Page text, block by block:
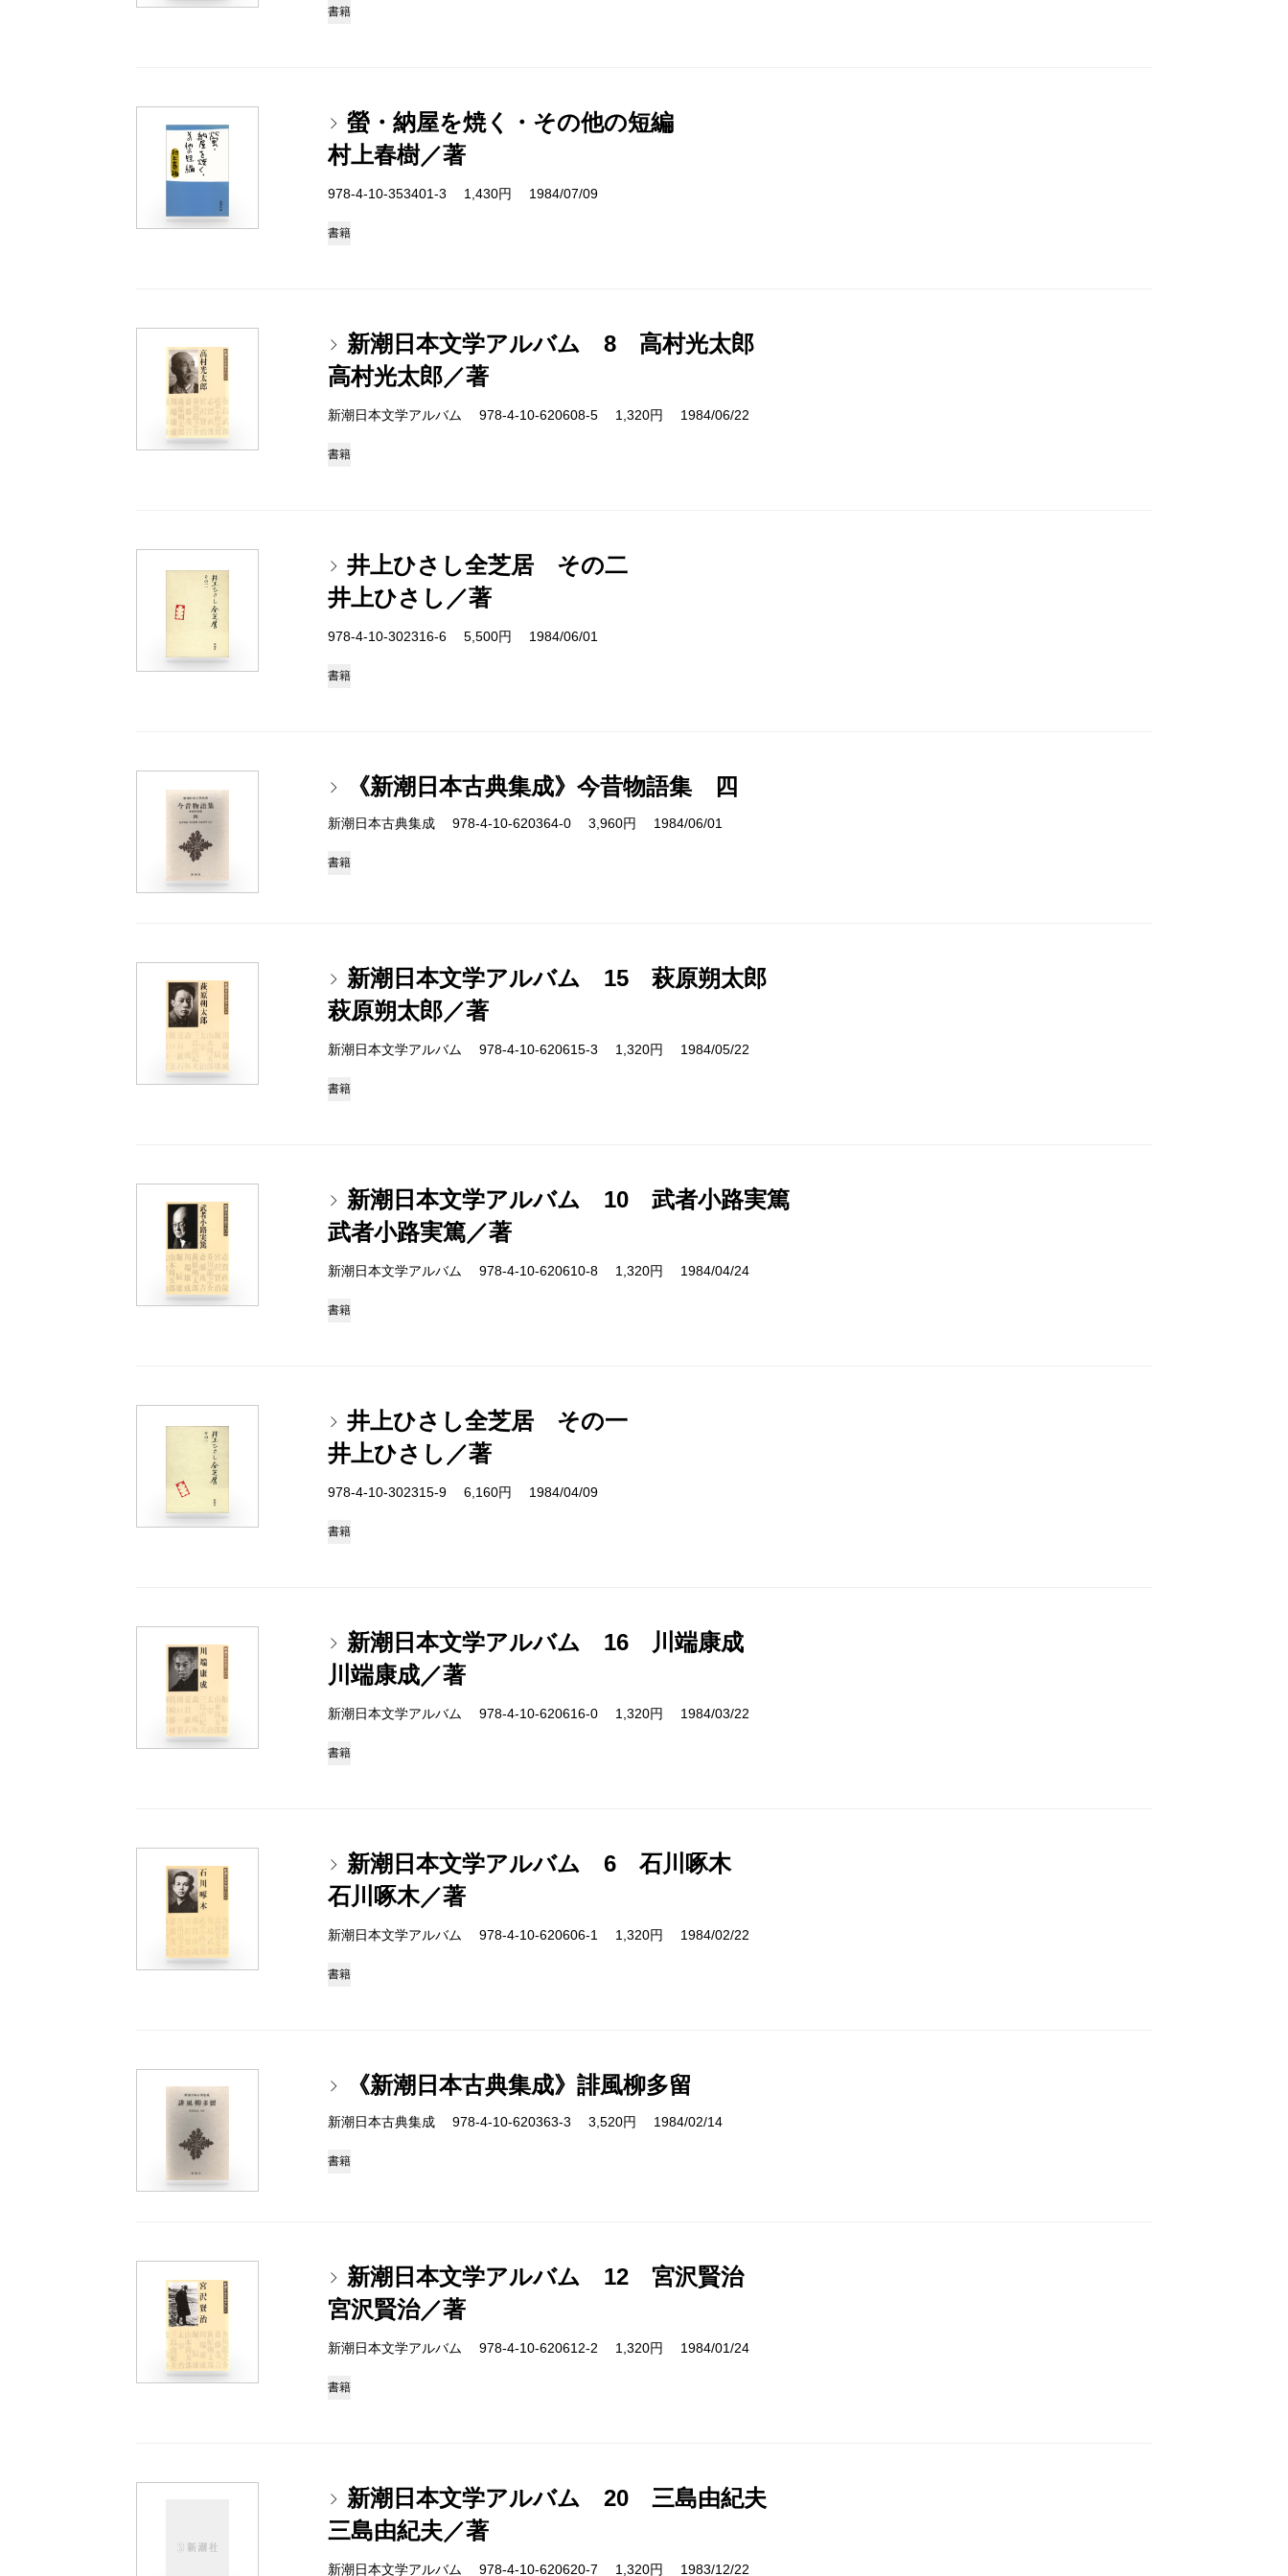
書籍
螢・納屋を焼く・その他の短編
村上春樹／著
978-4-10-353401-3 1,430円 1984/07/09
書籍
新潮日本文学アルバム 8 高村光太郎
高村光太郎／著
新潮日本文学アルバム 978-4-10-620608-5 1,320円 1984/06/22
書籍
井上ひさし全芝居 その二
井上ひさし／著
978-4-10-302316-6 5,500円 1984/06/01
書籍
《新潮日本古典集成》今昔物語集 四
新潮日本古典集成 978-4-10-620364-0 3,960円 1984/06/01
書籍
新潮日本文学アルバム 15 萩原朔太郎
萩原朔太郎／著
新潮日本文学アルバム 978-4-10-620615-3 1,320円 1984/05/22
書籍
新潮日本文学アルバム 10 武者小路実篤
武者小路実篤／著
新潮日本文学アルバム 978-4-10-620610-8 1,320円 1984/04/24
書籍
井上ひさし全芝居 その一
井上ひさし／著
978-4-10-302315-9 6,160円 1984/04/09
書籍
新潮日本文学アルバム 16 川端康成
川端康成／著
新潮日本文学アルバム 978-4-10-620616-0 1,320円 1984/03/22
書籍
新潮日本文学アルバム 6 石川啄木
石川啄木／著
新潮日本文学アルバム 978-4-10-620606-1 1,320円 1984/02/22
書籍
《新潮日本古典集成》誹風柳多留
新潮日本古典集成 978-4-10-620363-3 3,520円 1984/02/14
書籍
新潮日本文学アルバム 12 宮沢賢治
宮沢賢治／著
新潮日本文学アルバム 978-4-10-620612-2 1,320円 1984/01/24
書籍
新潮日本文学アルバム 20 三島由紀夫
三島由紀夫／著
新潮日本文学アルバム 978-4-10-620620-7 1,320円 1983/12/22